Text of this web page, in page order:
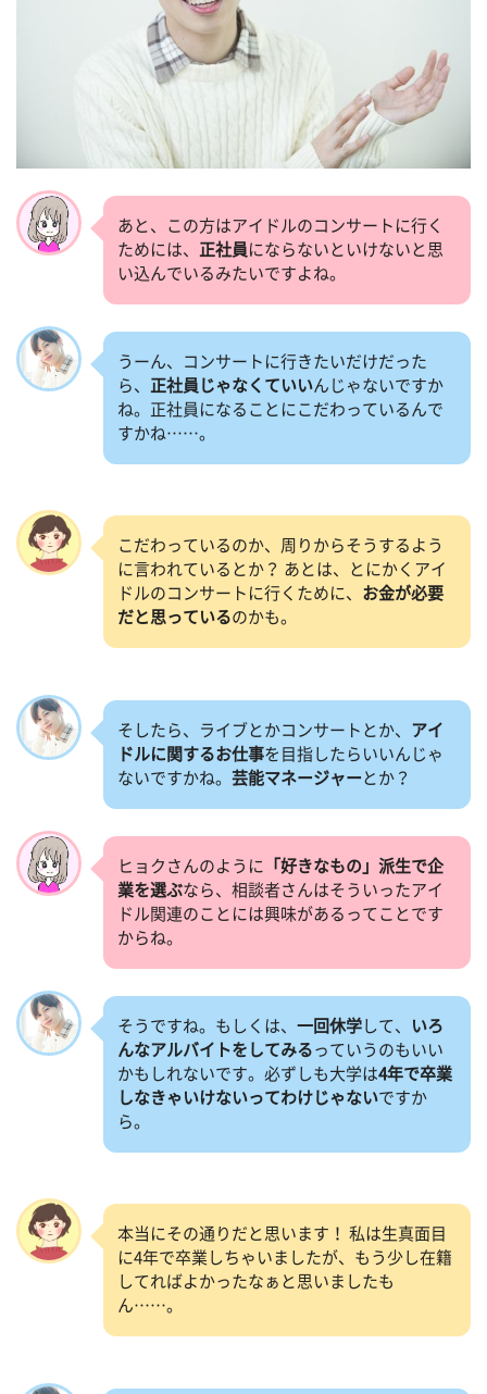
あと、この方はアイドルのコンサートに行く
ためには、 正社員 にならないといけないと思
い込んでいるみたいですよね。
うーん、コンサートに行きたいだけだった
ら、 正社員じゃなくていいんじゃないですか
ね。正社員になることにこだわっているんで
すかね……。
こだわっているのか、周りからそうするよう
に言われているとか？ あとは、とにかくアイ
ドルのコンサートに行くために、 お金が必要
だと思っているのかも。
そしたら、ライブとかコンサートとか、 アイ
ドルに関するお仕事を目指したらいいんじゃ
ないですかね。 芸能マネージャー とか？
ヒョクさんのように
「好きなもの」派生で企
業を選ぶなら、相談者さんはそういったアイ
ドル関連のことには興味があるってことです
からね。
そうですね。もしくは、 一回休学 して、
いろ
んなアルバイトをしてみる っていうのもいい
かもしれないです。必ずしも大学は4年で卒業
しなきゃいけないってわけじゃないですか
ら。
本当にその通りだと思います！ 私は生真面目
に4年で卒業しちゃいましたが、もう少し在籍
してればよかったなぁと思いましたも
ん……。